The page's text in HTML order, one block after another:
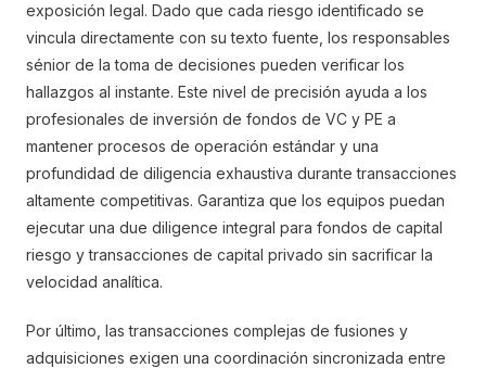
exposición legal. Dado que cada riesgo identificado se
vincula directamente con su texto fuente, los responsables
sénior de la toma de decisiones pueden verificar los
hallazgos al instante. Este nivel de precisión ayuda a los
profesionales de inversión de fondos de VC y PE a
mantener procesos de operación estándar y una
profundidad de diligencia exhaustiva durante transacciones
altamente competitivas. Garantiza que los equipos puedan
ejecutar una due diligence integral para fondos de capital
riesgo y transacciones de capital privado sin sacrificar la
velocidad analítica.
Por último, las transacciones complejas de fusiones y
adquisiciones exigen una coordinación sincronizada entre